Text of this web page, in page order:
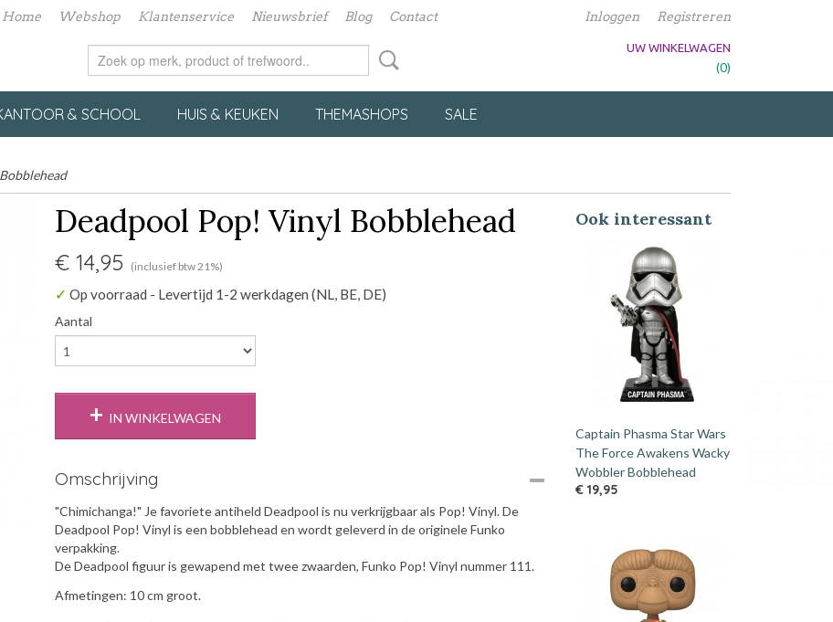
Home Webshop Klantenservice Nieuwsbrief Blog Contact Inloggen Registreren
UW WINKELWAGEN
(0)
& SCHOOL HUIS & KEUKEN THEMASHOPS SALE
Deadpool Pop! Vinyl Bobblehead
€ 14,95 (inclusief btw 21%)
✓ Op voorraad - Levertijd 1-2 werkdagen (NL, BE, DE)
Aantal
IN WINKELWAGEN
Omschrijving
"Chimichanga!" Je favoriete antiheld Deadpool is nu verkrijgbaar als Pop! Vinyl. De
Deadpool Pop! Vinyl is een bobblehead en wordt geleverd in de originele Funko
verpakking.
De Deadpool figuur is gewapend met twee zwaarden, Funko Pop! Vinyl nummer 111.
Afmetingen: 10 cm groot.
Ook interessant
Captain Phasma Star Wars
The Force Awakens Wacky
Wobbler Bobblehead
€ 19,95